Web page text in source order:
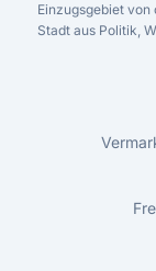
Einzugsgebiet
Stadt aus Politik,